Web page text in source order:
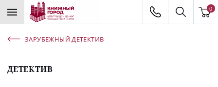
0
ЗАРУБЕЖНЫЙ ДЕТЕКТИВ
ДЕТЕКТИВ